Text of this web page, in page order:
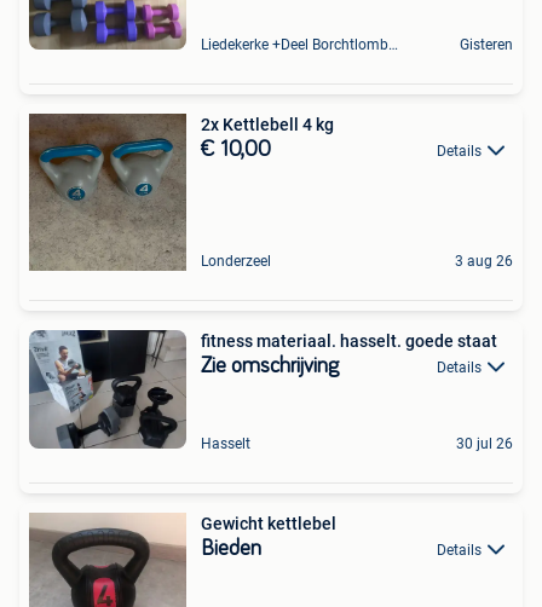
Liedekerke +Deel Borchtlombeek Gisteren
2x Kettlebell 4 kg
€ 10,00 Details
Londerzeel 3 aug 26
fitness materiaal. hasselt. goede staat
Zie omschrijving Details
Hasselt 30 jul 26
Gewicht kettlebel
Bieden Details